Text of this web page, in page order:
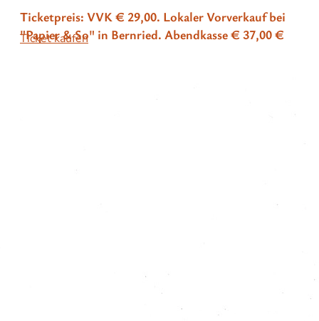
Ticketpreis: VVK € 29,00. Lokaler Vorverkauf bei
"Papier & So" in Bernried. Abendkasse € 37,00 €
Ticket kaufen